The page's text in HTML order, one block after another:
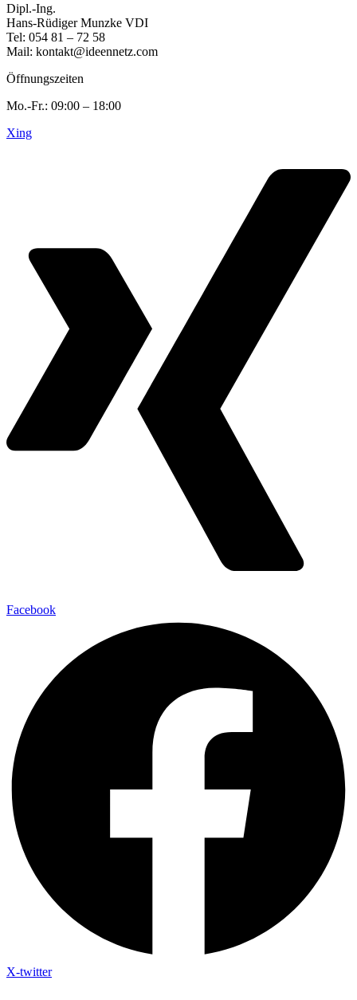
Dipl.-Ing.
Hans-Rüdiger Munzke VDI
Tel: 054 81 – 72 58
Mail: kontakt@ideennetz.com
Öffnungszeiten
Mo.-Fr.: 09:00 – 18:00
Xing
Facebook
X-twitter